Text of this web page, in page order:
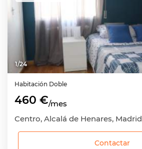
1/24
Habitación Doble
460 €/mes
Centro, Alcalá de Henares, Madrid
Contactar